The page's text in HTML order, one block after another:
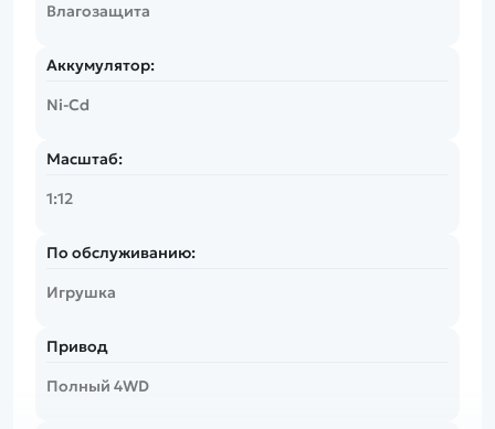
Влагозащита
Аккумулятор:
Ni-Cd
Масштаб:
1:12
По обслуживанию:
Игрушка
Привод
Полный 4WD